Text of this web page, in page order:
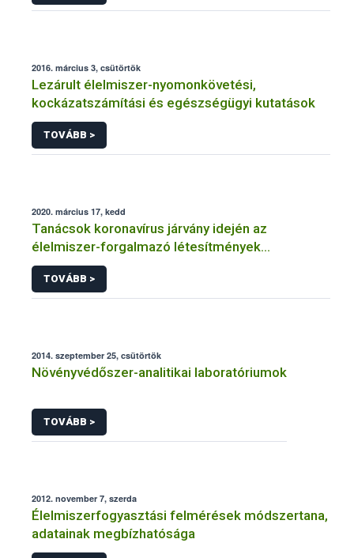
2016. március 3, csütörtök
Lezárult élelmiszer-nyomonkövetési,
kockázatszámítási és egészségügyi kutatások
TOVÁBB >
2020. március 17, kedd
Tanácsok koronavírus járvány idején az
élelmiszer-forgalmazó létesítmények
üzemeltetőinek
TOVÁBB >
2014. szeptember 25, csütörtök
Növényvédőszer-analitikai laboratóriumok
TOVÁBB >
2012. november 7, szerda
Élelmiszerfogyasztási felmérések módszertana,
adatainak megbízhatósága